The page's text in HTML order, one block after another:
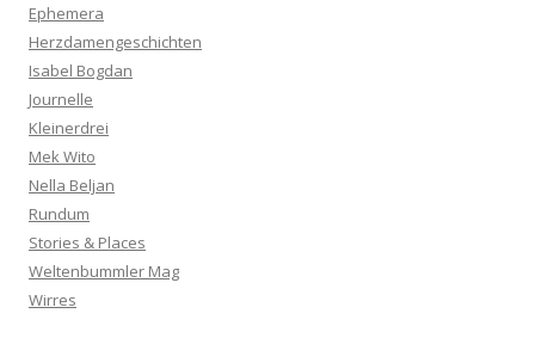
Ephemera
Herzdamengeschichten
Isabel Bogdan
Journelle
Kleinerdrei
Mek Wito
Nella Beljan
Rundum
Stories & Places
Weltenbummler Mag
Wirres